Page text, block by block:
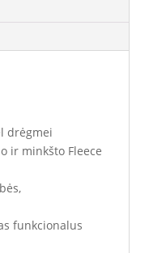
drėgmei
ir minkšto Fleece
funkcionalus